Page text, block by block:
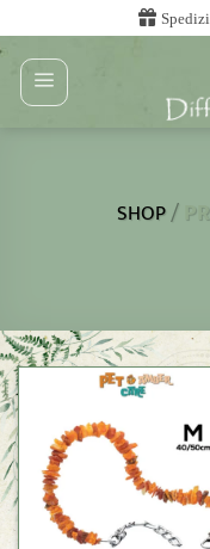
ai
contenuti
SHOP/